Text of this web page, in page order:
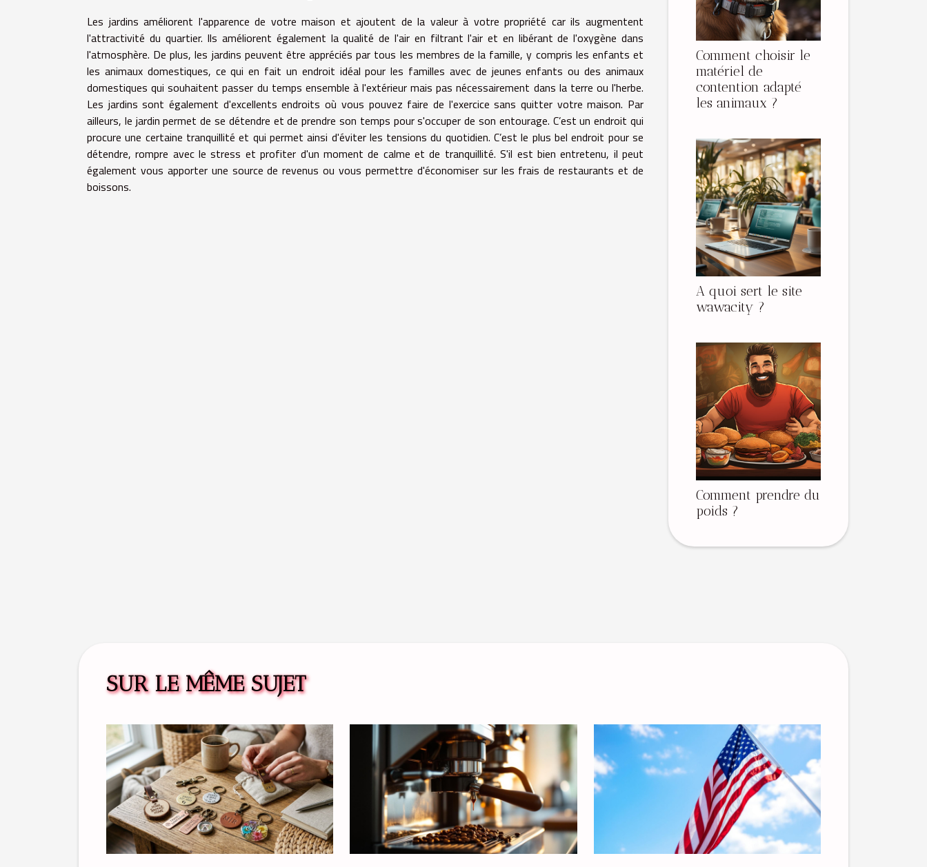
Les jardins améliorent l'apparence de votre maison et ajoutent de la valeur à votre propriété car ils augmentent
l'attractivité du quartier. Ils améliorent également la qualité de l'air en filtrant l'air et en libérant de l'oxygène dans
l'atmosphère. De plus, les jardins peuvent être appréciés par tous les membres de la famille, y compris les enfants et
les animaux domestiques, ce qui en fait un endroit idéal pour les familles avec de jeunes enfants ou des animaux
domestiques qui souhaitent passer du temps ensemble à l'extérieur mais pas nécessairement dans la terre ou l'herbe.
Les jardins sont également d'excellents endroits où vous pouvez faire de l'exercice sans quitter votre maison. Par
ailleurs, le jardin permet de se détendre et de prendre son temps pour s'occuper de son entourage. C’est un endroit qui
procure une certaine tranquillité et qui permet ainsi d'éviter les tensions du quotidien. C’est le plus bel endroit pour se
détendre, rompre avec le stress et profiter d'un moment de calme et de tranquillité. S'il est bien entretenu, il peut
également vous apporter une source de revenus ou vous permettre d'économiser sur les frais de restaurants et de
boissons.
Comment choisir le
matériel de
contention adapté
les animaux ?
A quoi sert le site
wawacity ?
Comment prendre du
poids ?
SUR LE MÊME SUJET